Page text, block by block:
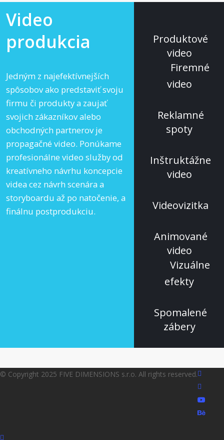
Video
produkcia
Jedným z najefektívnejších
spôsobov ako predstaviť svoju
firmu či produkty a zaujať
svojich zákazníkov alebo
obchodných partnerov je
propagačné video. Ponúkame
profesionálne video služby od
kreatívneho návrhu koncepcie
videa cez návrh scenára a
storyboardu až po natočenie, a
finálnu postprodukciu.
Produktové
video
Firemné
video
Reklamné
spoty
Inštruktážne
video
Videovizitka
Animované
video
Vizuálne
efekty
Spomalené
zábery
© Copyright 2025 FIVE DIMENSIONS s.r.o. All rights reserved.
linkedin
youtube
behance